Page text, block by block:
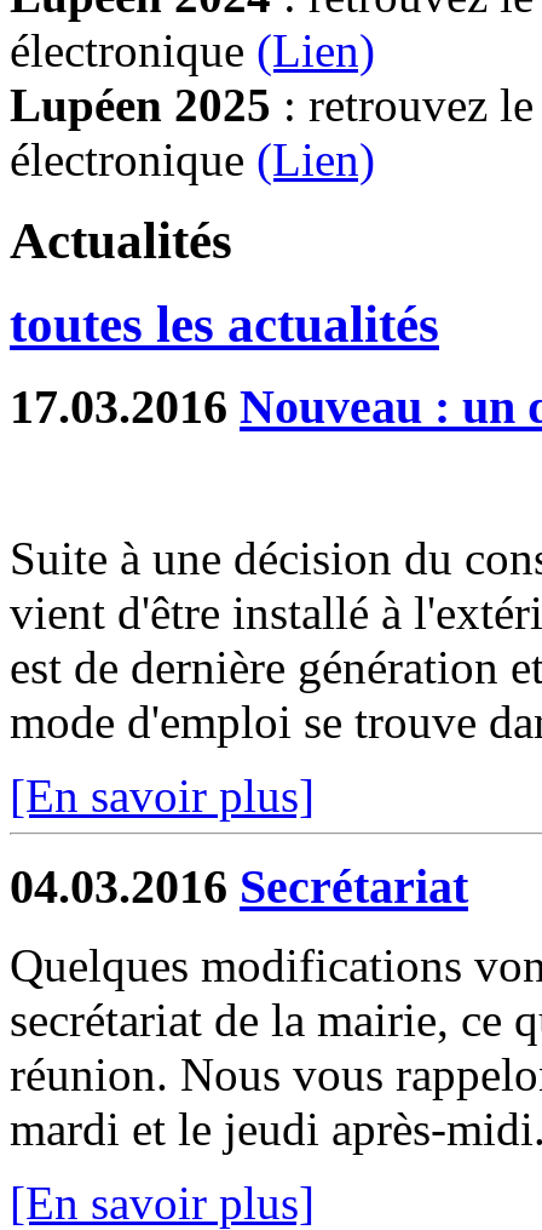
électronique (Lien)
Lupéen 2025 : retrouvez
électronique (Lien)
Actualités
toutes les actualités
17.03.2016 Nouveau :
Suite à une décision du
vient d'être installé à
est de dernière génération
mode d'emploi se trouve
[En savoir plus]
04.03.2016 Secrétariat
Quelques modifications
secrétariat de la mairie, ce
réunion. Nous vous
mardi et le jeudi après-
[En savoir plus]